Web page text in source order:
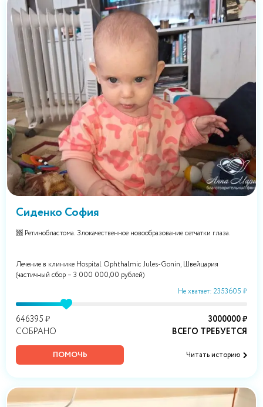
Сиденко София
🆘 Ретинобластома. Злокачественное новообразование сетчатки глаза.
Лечение в клинике Hospital Ophthalmic Jules-Gonin, Швейцария
(частичный сбор – 3 000 000,00 рублей)
Не хватает: 2353605 ₽
646395 ₽
СОБРАНО
3000000 ₽
ВСЕГО ТРЕБУЕТСЯ
ПОМОЧЬ Читать историю